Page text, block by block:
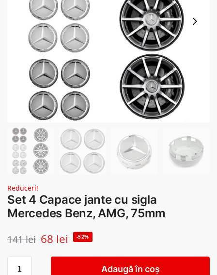
Reduceri!
Set 4 Capace jante cu sigla
Mercedes Benz, AMG, 75mm
141lei 68 lei -52%
Adaugă în coș